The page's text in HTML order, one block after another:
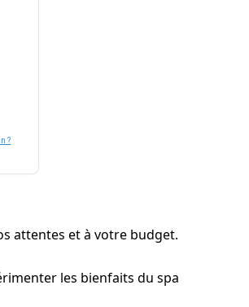
?
attentes et à votre budget.
les bienfaits du spa